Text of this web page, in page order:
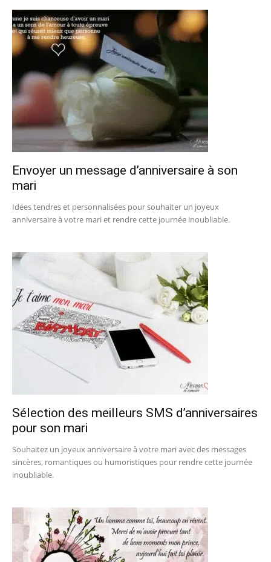
Envoyer un message d’anniversaire à son
mari
Idées tendres et personnalisées pour souhaiter un joyeux
anniversaire à votre mari et rendre cette journée inoubliable.
Sélection des meilleurs SMS d’anniversaires
pour son mari
Souhaitez un joyeux anniversaire à votre mari avec des messages
sincères, romantiques ou humoristiques pour rendre cette journée
inoubliable.